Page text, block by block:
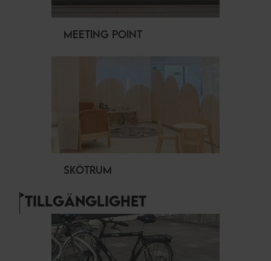
MEETING POINT
SKÖTRUM
TILLGÄNGLIGHET